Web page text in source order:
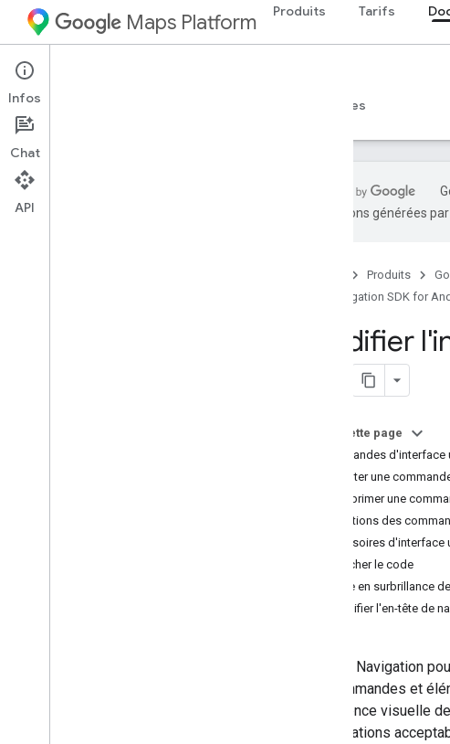
Maps Platform Produits Tarifs
Android
Guides
Ressources
traductions générées
Produits
Navigation SDK for
Modifier
Sur cette page
Commandes
Ajouter une
Supprimer une
Positions des
Accessoires d'interface
Afficher le code
Mise en surbrillance
Modifier l'en-tête de
Le SDK Navigation
les commandes et
l'apparence visuelle
modifications
Infos
Chat
API